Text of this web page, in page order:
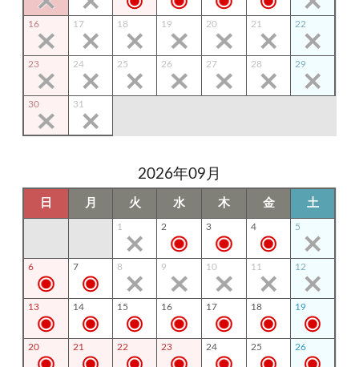
16 17 18 19 20 21 22
23 24 25 26 27 28 29
30 31
2026年09月
日 月 火 水 木 金 土
1 2 3 4 5
6 7 8 9 10 11 12
13 14 15 16 17 18 19
20 21 22 23 24 25 26